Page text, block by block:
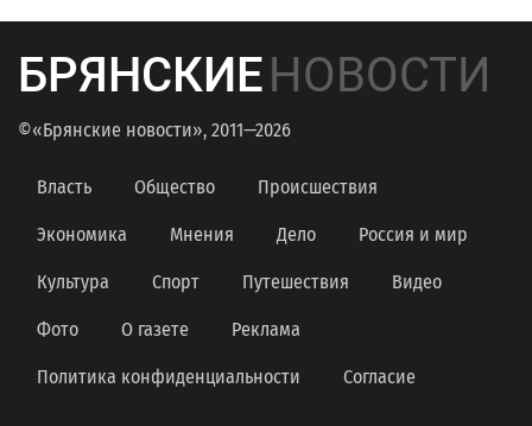
БРЯНСКИЕНОВОСТИ
©«Брянские новости», 2011—2026
Власть Общество Происшествия
Экономика Мнения Дело Россия и мир
Культура Спорт Путешествия Видео
Фото О газете Реклама
Политика конфиденциальности Согласие